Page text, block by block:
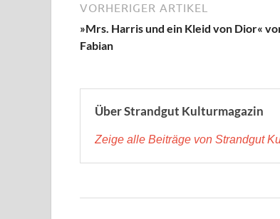
VORHERIGER ARTIKEL
»Mrs. Harris und ein Kleid von Dior«
Fabian
Über Strandgut Kulturmagazin
Zeige alle Beiträge von Strandgut